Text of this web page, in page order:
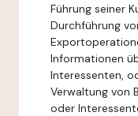
Führung seiner
Durchführung
Informationen
Interessenten,
Verwaltung von
oder